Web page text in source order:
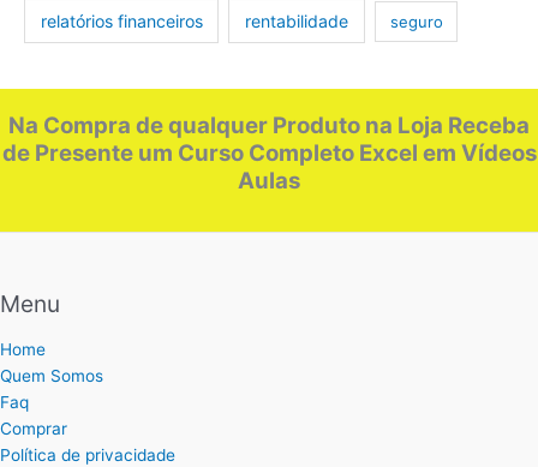
relatórios financeiros rentabilidade seguro
Na Compra de qualquer Produto na Loja Receba
de Presente um Curso Completo Excel em Vídeos
Aulas
Menu
Home
Quem Somos
Faq
Comprar
Política de privacidade